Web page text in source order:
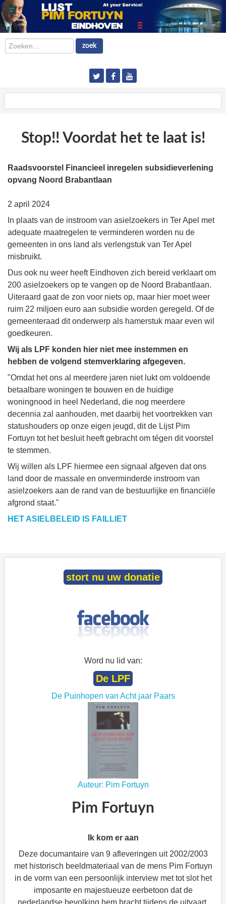
Zoeken... zoek
Stop!! Voordat het te laat is!
Raadsvoorstel Financieel inregelen subsidieverlening
opvang Noord Brabantlaan
2 april 2024
In plaats van de instroom van asielzoekers in Ter Apel met
adequate maatregelen te verminderen worden nu de
gemeenten in ons land als verlengstuk van Ter Apel
misbruikt.
Dus ook nu weer heeft Eindhoven zich bereid verklaart om
200 asielzoekers op te vangen op de Noord Brabantlaan.
Uiteraard gaat de zon voor niets op, maar hier moet weer
ruim 22 miljoen euro aan subsidie worden geregeld. Of de
gemeenteraad dit onderwerp als hamerstuk maar even wil
goedkeuren.
Wij als LPF konden hier niet mee instemmen en
hebben de volgend stemverklaring afgegeven.
"Omdat het ons al meerdere jaren niet lukt om voldoende
betaalbare woningen te bouwen en de huidige
woningnood in heel Nederland, die nog meerdere
decennia zal aanhouden, met daarbij het voortrekken van
statushouders op onze eigen jeugd, dit de Lijst Pim
Fortuyn tot het besluit heeft gebracht om tégen dit voorstel
te stemmen.
Wij willen als LPF hiermee een signaal afgeven dat ons
land door de massale en onverminderde instroom van
asielzoekers aan de rand van de bestuurlijke en financiële
afgrond staat."
HET ASIELBELEID IS FAILLIET
stort nu uw donatie
Word nu lid van:
De LPF
De Puinhopen van Acht jaar Paars
Auteur: Pim Fortuyn
Pim Fortuyn
Ik kom er aan
Deze documantaire van 9 afleveringen uit 2002/2003
met historisch beeldmateriaal van de mens Pim Fortuyn
in de vorm van een persoonlijk interview met tot slot het
imposante en majestueuze eerbetoon dat de
nederlandse bevolking hem bracht tijdens de uitvaart.